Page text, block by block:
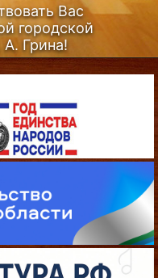
Вас
городской
Грина!
библиотеки)...